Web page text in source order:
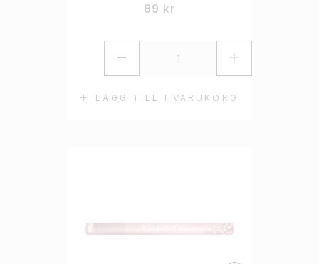
LÄGG TILL I VARUKORG
89 kr